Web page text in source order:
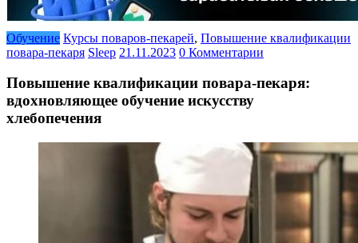
Обучение Курсы поваров-пекарей, Повышение квалификации
повара-пекаря Sleep 21.11.2023 0 Комментарии
Повышение квалификации повара-пекаря:
вдохновляющее обучение искусству
хлебопечения